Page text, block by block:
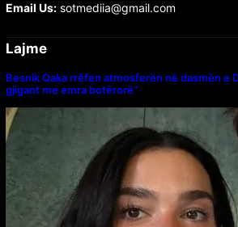
Email Us:sotmediia@gmail.com
Lajme
Besnik Qaka rrëfen atmosferën në dasmën e
gjigant me emra botërorë”